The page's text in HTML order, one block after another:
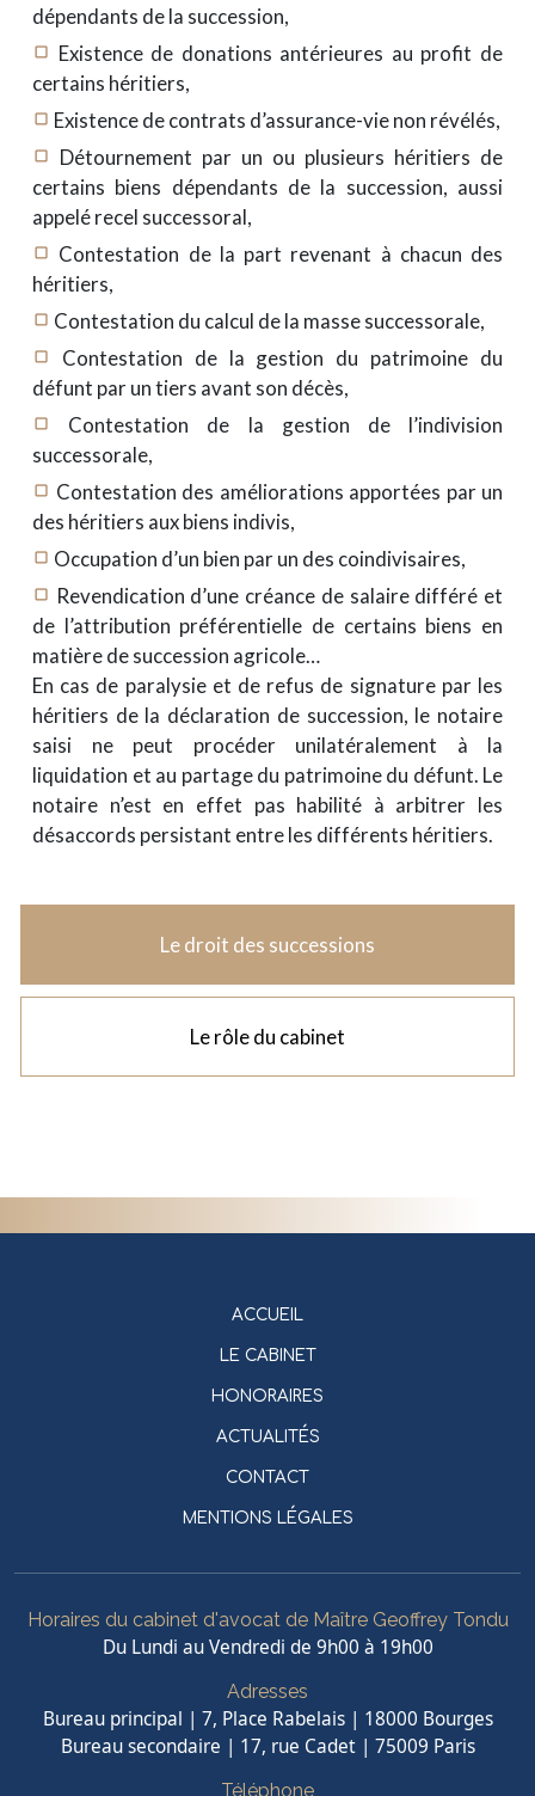
dépendants de la succession,
crop_square
Existence de donations antérieures au profit de
certains héritiers,
crop_square Existence de contrats d’assurance-vie non révélés,
crop_square
Détournement par un ou plusieurs héritiers de
certains biens dépendants de la succession, aussi
appelé recel successoral,
crop_square
Contestation de la part revenant à chacun des
héritiers,
crop_square Contestation du calcul de la masse successorale,
crop_square
Contestation de la gestion du patrimoine du
défunt par un tiers avant son décès,
crop_square
Contestation de la gestion de l’indivision
successorale,
crop_square Contestation des améliorations apportées par un
des héritiers aux biens indivis,
crop_square Occupation d’un bien par un des coindivisaires,
crop_square Revendication d’une créance de salaire différé et
de l’attribution préférentielle de certains biens en
matière de succession agricole…
En cas de paralysie et de refus de signature par les
héritiers de la déclaration de succession, le notaire
saisi ne peut procéder unilatéralement à la
liquidation et au partage du patrimoine du défunt. Le
notaire n’est en effet pas habilité à arbitrer les
désaccords persistant entre les différents héritiers.
Le droit des successions
Le rôle du cabinet
ACCUEIL
LE CABINET
HONORAIRES
ACTUALITÉS
CONTACT
MENTIONS LÉGALES
Horaires du cabinet d'avocat de Maître Geoffrey Tondu
Du Lundi au Vendredi de 9h00 à 19h00
Adresses
Bureau principal | 7, Place Rabelais | 18000 Bourges
Bureau secondaire | 17, rue Cadet | 75009 Paris
Téléphone